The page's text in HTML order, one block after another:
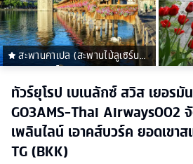
สะพานคาเปล (สะพานไม้ลูเซิร์น
ชาเปล บริดจ์)
ทัวร์ยุโรป เบเนลักซ์ สวิส เยอร
GO3AMS-Thai Airways002
เพลินไลน์ เอาคส์บวร์ค ยอดเขา
TG (BKK)